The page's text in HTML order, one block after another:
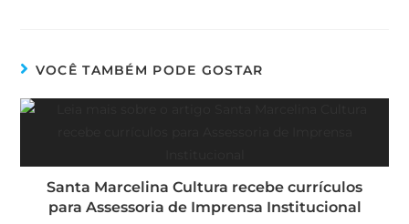
VOCÊ TAMBÉM PODE GOSTAR
Santa Marcelina Cultura recebe currículos
para Assessoria de Imprensa Institucional